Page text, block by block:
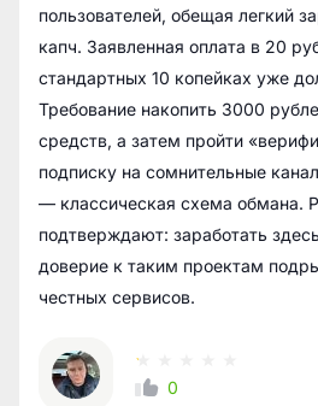
пользователей, обещая легкий
капч. Заявленная оплата в 20
стандартных 10 копейках уже
Требование накопить 3000
средств, а затем пройти
подписку на сомнительные
— классическая схема обмана.
подтверждают: заработать
доверие к таким проектам
честных сервисов.
0